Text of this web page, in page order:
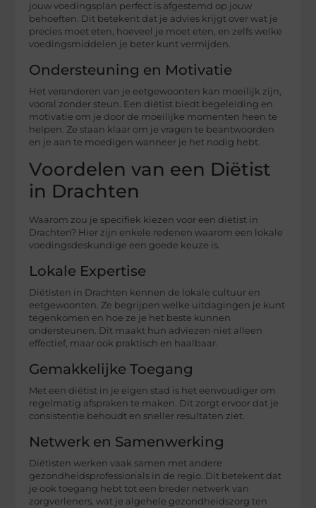
jouw voedingsplan perfect is afgestemd op jouw
behoeften. Dit betekent dat je advies krijgt over wat je
precies moet eten, hoeveel je moet eten, en zelfs welke
voedingsmiddelen je beter kunt vermijden.
Ondersteuning en Motivatie
Het veranderen van je eetgewoonten kan moeilijk zijn,
vooral zonder steun. Een diëtist biedt begeleiding en
motivatie om je door de moeilijke momenten heen te
helpen. Ze staan klaar om je vragen te beantwoorden
en je aan te moedigen wanneer je het nodig hebt.
Voordelen van een Diëtist
in Drachten
Waarom zou je specifiek kiezen voor een diëtist in
Drachten? Hier zijn enkele redenen waarom een lokale
voedingsdeskundige een goede keuze is.
Lokale Expertise
Diëtisten in Drachten kennen de lokale cultuur en
eetgewoonten. Ze begrijpen welke uitdagingen je kunt
tegenkomen en hoe ze je het beste kunnen
ondersteunen. Dit maakt hun adviezen niet alleen
effectief, maar ook praktisch en haalbaar.
Gemakkelijke Toegang
Met een diëtist in je eigen stad is het eenvoudiger om
regelmatig afspraken te maken. Dit zorgt ervoor dat je
consistentie behoudt en sneller resultaten ziet.
Netwerk en Samenwerking
Diëtisten werken vaak samen met andere
gezondheidsprofessionals in de regio. Dit betekent dat
je ook toegang hebt tot een breder netwerk van
zorgverleners, wat je algehele gezondheidszorg ten